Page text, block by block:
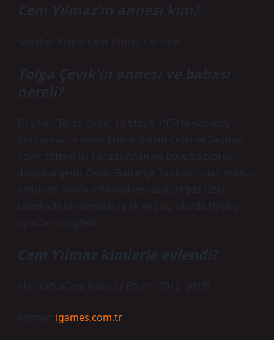
Cem Yılmaz’ın annesi kim?
Sebahat YılmazCem Yılmaz / Annen
Tolga Çevik’in annesi ve babası
nereli?
İlk yılları Tolga Çevik, 12 Mayıs 1974’te Kadıköy,
Kızıltoprak’ta aslen Mersinli olan Çetin ve Reyhan
Çevik çiftinin iki çocuğundan en büyüğü olarak
dünyaya geldi. Çevik, Bahariye İlkokulu’ndan mezun
olduktan sonra ortaokul ve liseyi Doğuş Özel
Lisesi’nde tamamladı ve ilk kez bu okulda tiyatro
oyunları sergiledi.
Cem Yılmaz kimlerle evlendi?
Ahu YağtuCem Yılmaz / Eşi (m. 2012–2013)
Kaynak: igames.com.tr